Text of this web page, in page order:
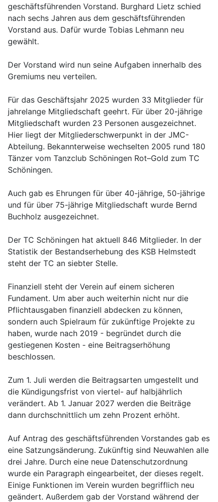
geschäftsführenden Vorstand. Burghard Lietz schied
nach sechs Jahren aus dem geschäftsführenden
Vorstand aus. Dafür wurde Tobias Lehmann neu
gewählt.
Der Vorstand wird nun seine Aufgaben innerhalb des
Gremiums neu verteilen.
Für das Geschäftsjahr 2025 wurden 33 Mitglieder für
jahrelange Mitgliedschaft geehrt. Für über 20-jährige
Mitgliedschaft wurden 23 Personen ausgezeichnet.
Hier liegt der Mitgliederschwerpunkt in der JMC-
Abteilung. Bekannterweise wechselten 2005 rund 180
Tänzer vom Tanzclub Schöningen Rot–Gold zum TC
Schöningen.
Auch gab es Ehrungen für über 40-jährige, 50-jährige
und für über 75-jährige Mitgliedschaft wurde Bernd
Buchholz ausgezeichnet.
Der TC Schöningen hat aktuell 846 Mitglieder. In der
Statistik der Bestandserhebung des KSB Helmstedt
steht der TC an siebter Stelle.
Finanziell steht der Verein auf einem sicheren
Fundament. Um aber auch weiterhin nicht nur die
Pflichtausgaben finanziell abdecken zu können,
sondern auch Spielraum für zukünftige Projekte zu
haben, wurde nach 2019 - begründet durch die
gestiegenen Kosten - eine Beitragserhöhung
beschlossen.
Zum 1. Juli werden die Beitragsarten umgestellt und
die Kündigungsfrist von viertel- auf halbjährlich
verändert. Ab 1. Januar 2027 werden die Beiträge
dann durchschnittlich um zehn Prozent erhöht.
Auf Antrag des geschäftsführenden Vorstandes gab es
eine Satzungsänderung. Zukünftig sind Neuwahlen alle
drei Jahre. Durch eine neue Datenschutzordnung
wurde ein Paragraph eingearbeitet, der dieses regelt.
Einige Funktionen im Verein wurden begrifflich neu
geändert. Außerdem gab der Vorstand während der